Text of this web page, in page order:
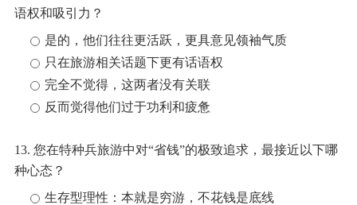
语权和吸引力？
是的，他们往往更活跃，更具意见领袖气质
只在旅游相关话题下更有话语权
完全不觉得，这两者没有关联
反而觉得他们过于功利和疲惫
13. 您在特种兵旅游中对“省钱”的极致追求，最接近以下哪
种心态？
生存型理性：本就是穷游，不花钱是底线